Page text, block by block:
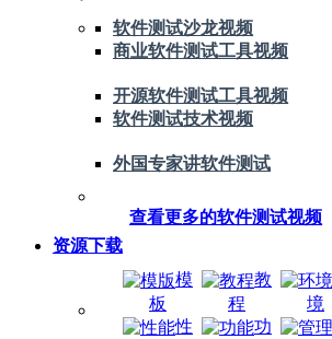
软件测试沙龙视频
商业软件测试工具视频
开源软件测试工具视频
软件测试技术视频
外国专家讲软件测试
查看更多的软件测试视频
资源下载
模
板
教
程
境
性
功